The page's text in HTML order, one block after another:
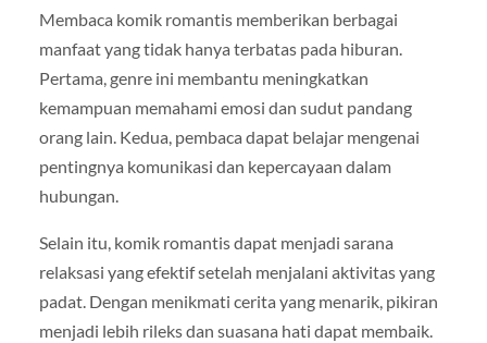
Membaca komik romantis memberikan berbagai
manfaat yang tidak hanya terbatas pada hiburan.
Pertama, genre ini membantu meningkatkan
kemampuan memahami emosi dan sudut pandang
orang lain. Kedua, pembaca dapat belajar mengenai
pentingnya komunikasi dan kepercayaan dalam
hubungan.
Selain itu, komik romantis dapat menjadi sarana
relaksasi yang efektif setelah menjalani aktivitas yang
padat. Dengan menikmati cerita yang menarik, pikiran
menjadi lebih rileks dan suasana hati dapat membaik.